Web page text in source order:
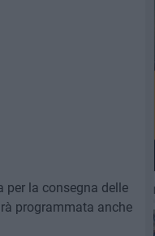
per la consegna delle
programmata anche